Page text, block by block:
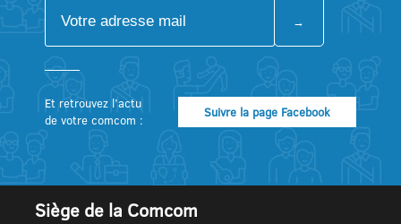
Et retrouvez l’actu
de votre comcom :
Suivre la page Facebook
Siège de la Comcom